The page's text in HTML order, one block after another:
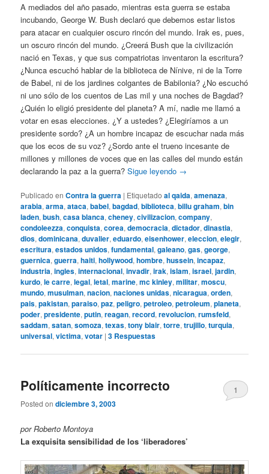
A mediados del año pasado, mientras esta guerra se estaba
incubando, George W. Bush declaró que debemos estar listos
para atacar en cualquier oscuro rincón del mundo. Irak es, pues,
un oscuro rincón del mundo. ¿Creerá Bush que la civilización
nació en Texas, y que sus compatriotas inventaron la escritura?
¿Nunca escuchó hablar de la biblioteca de Nínive, ni de la Torre
de Babel, ni de los jardines colgantes de Babilonia? ¿No escuchó
ni uno sólo de los cuentos de Las mil y una noches de Bagdad?
¿Quién lo eligió presidente del planeta? A mí, nadie me llamó a
votar en esas elecciones. ¿Y a ustedes? ¿Elegiríamos a un
presidente sordo? ¿A un hombre incapaz de escuchar nada más
que los ecos de su voz? ¿Sordo ante el trueno incesante de
millones y millones de voces que en las calles del mundo están
declarando la paz a la guerra?Sigue leyendo →
Publicado en Contra la guerra | Etiquetado al qaida,amenaza,
arabia,arma,ataca,babel,bagdad,biblioteca,billu graham,bin
laden,bush,casa blanca,cheney,civilizacion,company,
condoleezza,conquista,corea,democracia,dictador,dinastia,
dios,dominicana,duvalier,eduardo,eisenhower,eleccion,elegir,
escritura,estados unidos,fundamental,galeano,gas,george,
guernica,guerra,haiti,hollywood,hombre,hussein,incapaz,
industria,ingles,internacional,invadir,irak,islam,israel,jardin,
kurdo,le carre,legal,letal,marine,mc kinley,militar,moscu,
mundo,musulman,nacion,naciones unidas,nicaragua,orden,
pais,pakistan,paraiso,paz,peligro,petroleo,petroleum,planeta,
poder,presidente,putin,reagan,record,revolucion,rumsfeld,
saddam,satan,somoza,texas,tony blair,torre,trujillo,turquia,
universal,victima,votar |3 Respuestas
Políticamente incorrecto
Posted ondiciembre 3, 2003
1
por Roberto Montoya
La exquisita sensibilidad de los ‘liberadores’